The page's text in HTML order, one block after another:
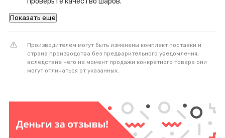
Показать ещё
Производителем могут быть изменены комплект поставки и
страна производства без предварительного уведомления,
вследствие чего на момент продажи конкретного товара они
могут отличаться от указанных.